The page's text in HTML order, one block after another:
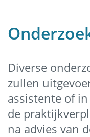
Consult
Inschrijven als
Onderzoek en
Kleine
Medewerkers
Diverse
zullen
assistente of
de
na advies van